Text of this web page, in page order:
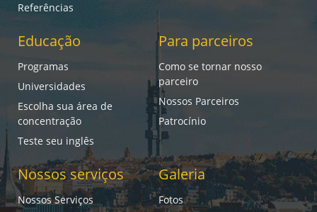
Referências
Educação
Programas
Universidades
Escolha sua área de
concentração
Teste seu inglês
Para parceiros
Como se tornar nosso
parceiro
Nossos Parceiros
Patrocínio
Nossos serviços
Nossos Serviços
Galeria
Fotos